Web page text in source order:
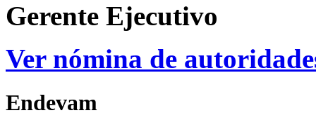
Gerente Ejecutivo
Ver nómina de
Endevam